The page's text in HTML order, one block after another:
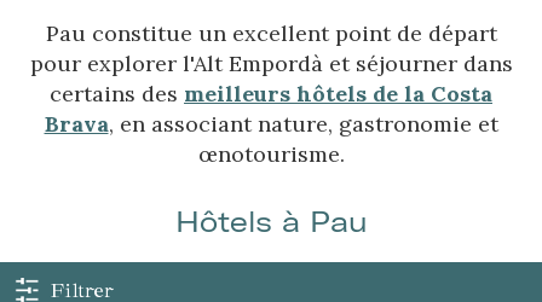
Pau constitue un excellent point de départ
pour explorer l'Alt Empordà et séjourner dans
certains des meilleurs hôtels de la Costa
Brava, en associant nature, gastronomie et
œnotourisme.
Hôtels à Pau
Filtrer